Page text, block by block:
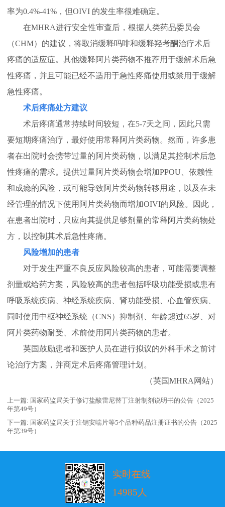
率为0.4%-41%，但OIVI 的发生率很难确定。
在MHRA进行安全性审查后，根据人类药品委员会
（CHM）的建议，将取消缓释吗啡和缓释羟考酮治疗术后
疼痛的适应症。其他缓释阿片类药物不推荐用于缓解术后急
性疼痛，并且可能已经不适用于急性疼痛使用或禁用于缓解
急性疼痛。
术后疼痛处方建议
术后疼痛通常持续时间较短，在5-7天之间，因此只需
要短期疼痛治疗，最好使用常释阿片类药物。然而，许多患
者在出院时会携带过量的阿片类药物，以满足其控制术后急
性疼痛的需求。提供过量阿片类药物会增加PPOU、依赖性
和成瘾的风险，或可能导致阿片类药物转移用途，以及在未
经管理的情况下使用阿片类药物而增加OIVI的风险。因此，
在患者出院时，只应向其提供足够剂量的常释阿片类药物处
方，以控制其术后急性疼痛。
风险增加的患者
对于发生严重不良反应风险较高的患者，可能需要调整
剂量或给药方案，风险较高的患者包括呼吸功能受损或患有
呼吸系统疾病、神经系统疾病、肾功能受损、心血管疾病、
同时使用中枢神经系统（CNS）抑制剂、年龄超过65岁、对
阿片类药物耐受、术前使用阿片类药物的患者。
英国鼓励患者和医护人员在进行拟议的外科手术之前讨
论治疗方案，并商定术后疼痛管理计划。
（英国MHRA网站）
上一篇: 国家药监局关于修订盐酸雷尼替丁注射制剂说明书的公告（2025
年第49号）
下一篇: 国家药监局关于注销安喘片等5个品种药品注册证书的公告（2025
年第39号）
实时在线
14985人